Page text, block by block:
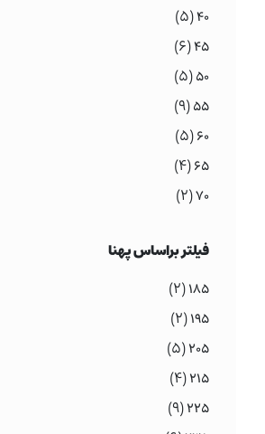
۴۰(۵)
۴۵(۶)
۵۰(۵)
۵۵(۹)
۶۰(۵)
۶۵(۴)
۷۰(۲)
فیلتر براساس پهنا
۱۸۵(۲)
۱۹۵(۲)
۲۰۵(۵)
۲۱۵(۴)
۲۲۵(۹)